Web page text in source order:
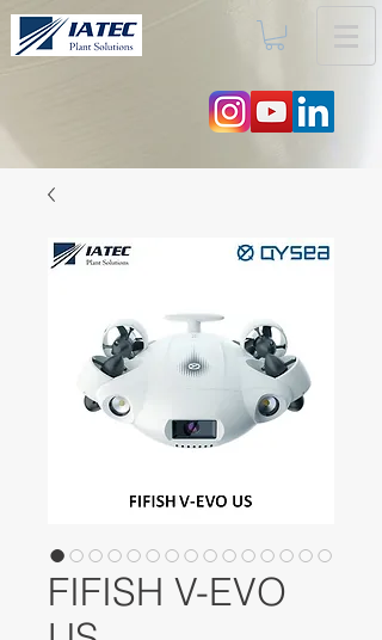
FIFISH V-EVO